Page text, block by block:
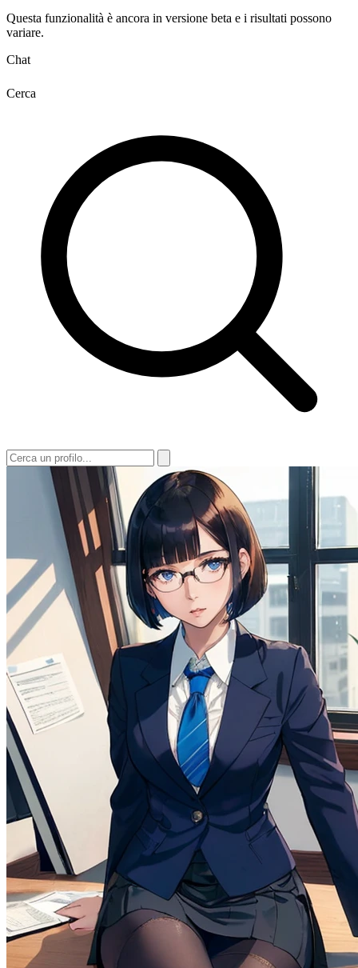
Questa funzionalità è ancora in versione beta e i risultati possono
variare.
Chat
Cerca